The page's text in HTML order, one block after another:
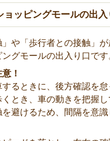
ッピングモールの出入
」や「歩行者との接触」
グモールの出入り口です
！
するときに、後方確認を
くとき、車の動きを把握し
を避けるため、間隔を意識